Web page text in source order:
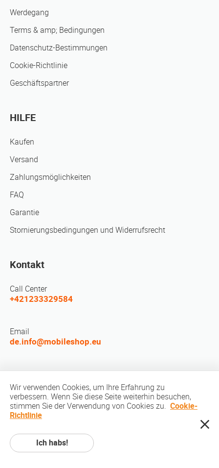
Werdegang
Terms & amp; Bedingungen
Datenschutz-Bestimmungen
Cookie-Richtlinie
Geschäftspartner
HILFE
Kaufen
Versand
Zahlungsmöglichkeiten
FAQ
Garantie
Stornierungsbedingungen und Widerrufsrecht
Kontakt
Call Center
+421233329584
Email
de.info@mobileshop.eu
Urheberrechte © © 2010-2026 MobileShop.eu. Alle Rechte vorbehalten. Alle
Wir verwenden Cookies, um Ihre Erfahrung zu
verbessern. Wenn Sie diese Seite weiterhin besuchen,
stimmen Sie der Verwendung von Cookies zu. Cookie-
Richtlinie
Ich habs!